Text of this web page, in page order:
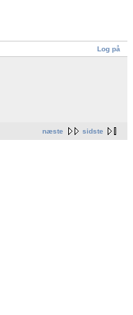
Log på
næste sidste